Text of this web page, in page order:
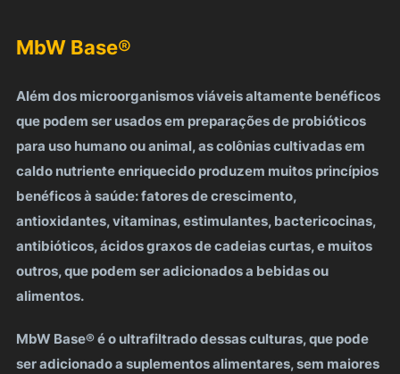
MbW Base®
Além dos microorganismos viáveis altamente benéficos
que podem ser usados em preparações de probióticos
para uso humano ou animal, as colônias cultivadas em
caldo nutriente enriquecido produzem muitos princípios
benéficos à saúde: fatores de crescimento,
antioxidantes, vitaminas, estimulantes, bactericocinas,
antibióticos, ácidos graxos de cadeias curtas, e muitos
outros, que podem ser adicionados a bebidas ou
alimentos.
MbW Base® é o ultrafiltrado dessas culturas, que pode
ser adicionado a suplementos alimentares, sem maiores